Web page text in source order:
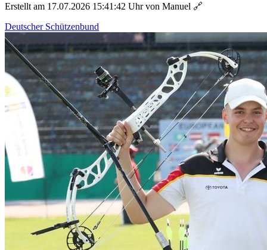
Erstellt am 17.07.2026 15:41:42 Uhr von Manuel 🔗
Deutscher Schützenbund